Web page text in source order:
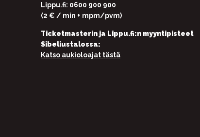
Lippu.fi: 0600 900 900
(2 € / min + mpm/pvm)
Ticketmasterin ja Lippu.fi:n myyntipisteet
Sibeliustalossa:
Katso aukioloajat tästä